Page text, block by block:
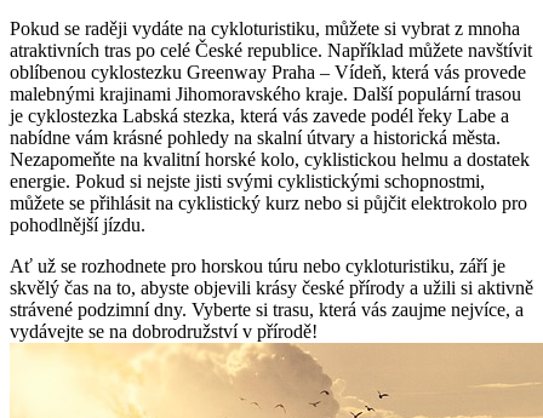
Pokud se raději vydáte na cykloturistiku, můžete​ si ⁣vybrat‍ z mnoha
atraktivních⁣ tras po‍ celé České ‍republice. ‍Například‍ můžete​ navštívit
oblíbenou cyklostezku Greenway⁢ Praha – Vídeň, která vás provede
malebnými krajinami Jihomoravského kraje. Další populární⁤ trasou
je ⁤cyklostezka‍ Labská stezka, která vás zavede podél řeky Labe a
⁣nabídne⁢ vám krásné pohledy na skalní ⁢útvary a⁢ historická města.
Nezapomeňte na‌ kvalitní horské⁤ kolo, cyklistickou helmu‌ a‌ dostatek
energie. Pokud‌ si nejste jisti⁢ svými ⁣cyklistickými​ schopnostmi,
můžete se přihlásit na cyklistický kurz nebo si půjčit‌ elektrokolo pro
pohodlnější jízdu.
Ať už​ se rozhodnete pro⁣ horskou túru nebo cykloturistiku, ⁣září je
skvělý čas​ na to,‌ abyste⁤ objevili krásy české⁣ přírody a užili‍ si⁤ aktivně
strávené podzimní dny. Vyberte si trasu, která vás zaujme nejvíce, a‍
vydávejte ⁤se na dobrodružství v⁤ přírodě!